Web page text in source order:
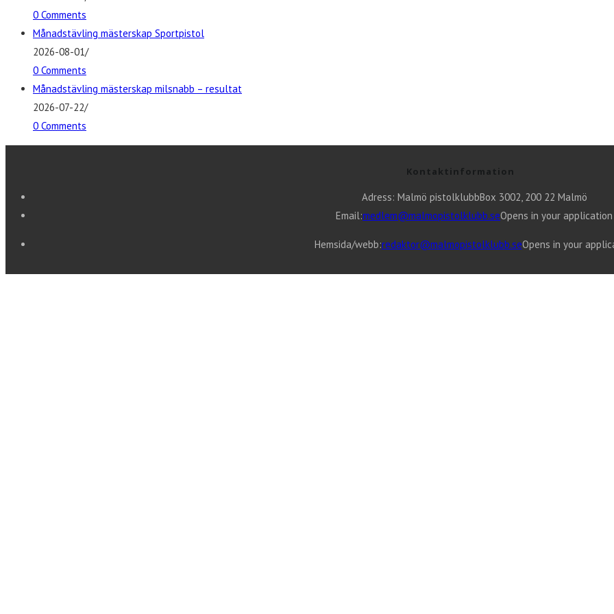
0 Comments
Månadstävling mästerskap Sportpistol
2026-08-01/
0 Comments
Månadstävling mästerskap milsnabb – resultat
2026-07-22/
0 Comments
Kontaktinformation
Adress: Malmö pistolklubbBox 3002, 200 22 Malmö
Email:medlem@malmopistolklubb.seOpens in your application
Hemsida/webb:redaktor@malmopistolklubb.seOpens in your